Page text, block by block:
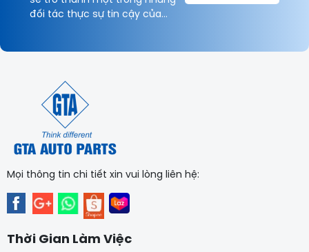
đối tác thực sự tin cậy của
Mọi thông tin chi tiết xin vui lòng liên hệ:
Thời Gian Làm Việc